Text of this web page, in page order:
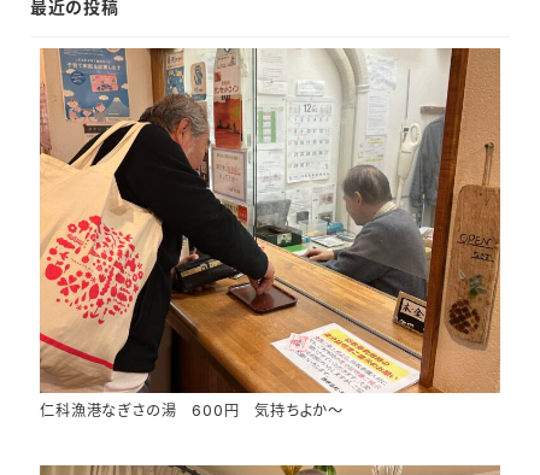
最近の投稿
仁科漁港なぎさの湯 600円 気持ちよか～